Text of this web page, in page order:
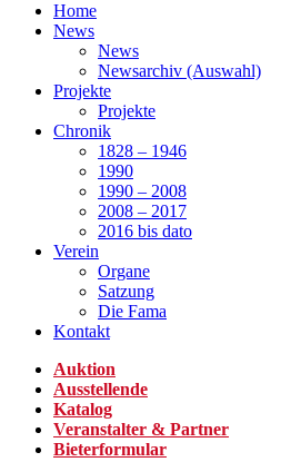
Home
News
News
Newsarchiv (Auswahl)
Projekte
Projekte
Chronik
1828 – 1946
1990
1990 – 2008
2008 – 2017
2016 bis dato
Verein
Organe
Satzung
Die Fama
Kontakt
Auktion
Ausstellende
Katalog
Veranstalter & Partner
Bieterformular